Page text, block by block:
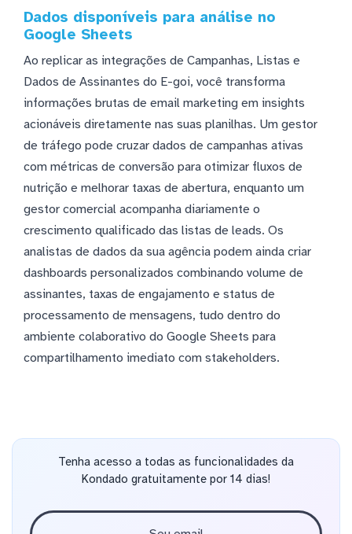
Dados disponíveis para análise no
Google Sheets
Ao replicar as integrações de Campanhas, Listas e
Dados de Assinantes do E-goi, você transforma
informações brutas de email marketing em insights
acionáveis diretamente nas suas planilhas. Um gestor
de tráfego pode cruzar dados de campanhas ativas
com métricas de conversão para otimizar fluxos de
nutrição e melhorar taxas de abertura, enquanto um
gestor comercial acompanha diariamente o
crescimento qualificado das listas de leads. Os
analistas de dados da sua agência podem ainda criar
dashboards personalizados combinando volume de
assinantes, taxas de engajamento e status de
processamento de mensagens, tudo dentro do
ambiente colaborativo do Google Sheets para
compartilhamento imediato com stakeholders.
Tenha acesso a todas as funcionalidades da
Kondado gratuitamente por 14 dias!